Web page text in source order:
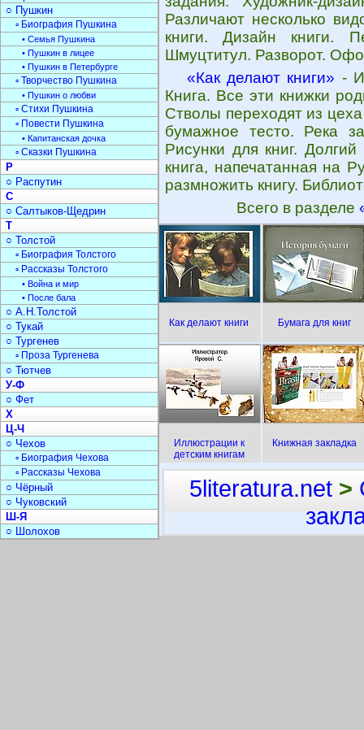
Различают несколько
книги. Дизайн книги.
Шмуцтитул. Разворот.
«Как делают книги» -
Книга. Все эти книжки
Стволы переходят из
бумажное тесто. Река
Рисунки для книг.
книга, напечатанная на
размножить книгу.
Всего в разделе
Как делают книги Бумага для книг
Иллюстрации к
детским книгам
Книжная закладка
○ Пушкин
▫ Биография Пушкина
• Семья Пушкина
• Пушкин в лицее
• Пушкин в Петербурге
▫ Творчество Пушкина
• Пушкин о любви
▫ Стихи Пушкина
▫ Повести Пушкина
• Капитанская дочка
▫ Сказки Пушкина
Р
○ Распутин
С
○ Салтыков-Щедрин
Т
○ Толстой
▫ Биография Толстого
▫ Рассказы Толстого
• Война и мир
• После бала
○ А.Н.Толстой
○ Тукай
○ Тургенев
▫ Проза Тургенева
○ Тютчев
У-Ф
○ Фет
Х
Ц-Ч
○ Чехов
▫ Биография Чехова
▫ Рассказы Чехова
○ Чёрный
○ Чуковский
Ш-Я
○ Шолохов
5literatura.net >